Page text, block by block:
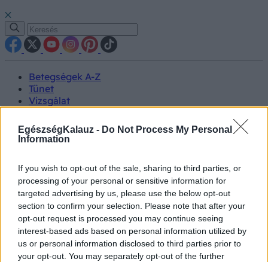
EgészségKalauz - Do Not Process My Personal
Information
If you wish to opt-out of the sale, sharing to third parties, or
processing of your personal or sensitive information for
targeted advertising by us, please use the below opt-out
section to confirm your selection. Please note that after your
opt-out request is processed you may continue seeing
interest-based ads based on personal information utilized by
us or personal information disclosed to third parties prior to
your opt-out. You may separately opt-out of the further
Betegségek A-Z
Tünet
Vizsgálat
Életmódváltás
Kutatás
Videók
Kisállatok egészsége
#allergia #influenza#cukorbetegség
#orvosmeteorológia#vérnyomás #stroke#rákbetegség
#pajzsmirigy#reflux#ekcéma#herpesz
Regisztráció